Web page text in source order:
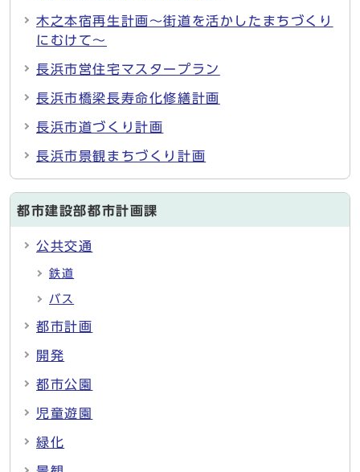
木之本宿再生計画～街道を活かしたまちづくり
にむけて～
長浜市営住宅マスタープラン
長浜市橋梁長寿命化修繕計画
長浜市道づくり計画
長浜市景観まちづくり計画
都市建設部都市計画課
公共交通
鉄道
バス
都市計画
開発
都市公園
児童遊園
緑化